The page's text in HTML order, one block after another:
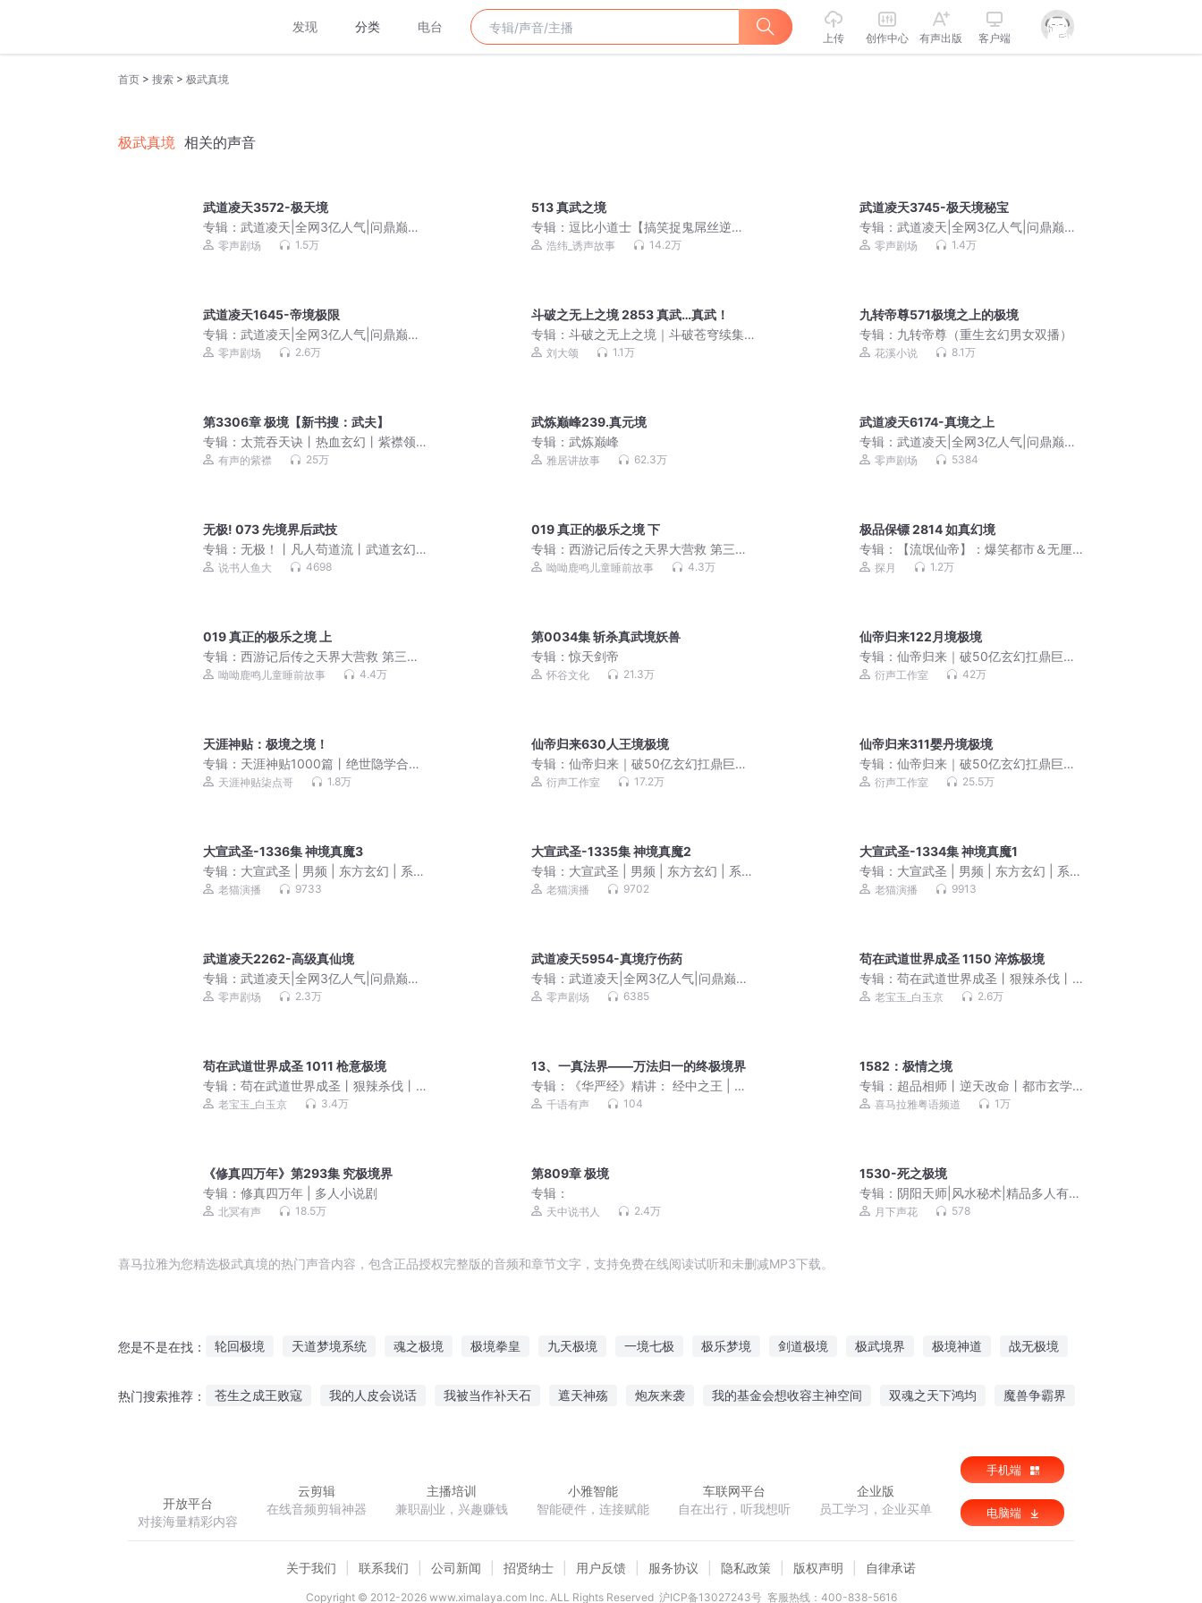
发现 分类 电台
上传 创作中心 有声出版 客户端
首页 > 搜索 > 极武真境
极武真境 相关的声音
武道凌天3572-极天境
专辑： 武道凌天|全网3亿人气|问鼎巅峰
原班人马|极道剑尊杀伐果断
零声剧场 1.5万
513 真武之境
专辑：逗比小道士【搞笑捉鬼屌丝逆
袭】浩纬_诱声故事 14.2万
武道凌天3745-极天境秘宝
专辑：武道凌天|全网3亿人气|问鼎巅峰
原班人马|极道剑尊杀伐果断
零声剧场 1.4万
武道凌天1645-帝境极限
专辑： 武道凌天|全网3亿人气|问鼎巅峰
原班人马|极道剑尊杀伐果断
零声剧场 2.6万
斗破之无上之境 2853 真武…真武！
专辑：斗破之无上之境｜斗破苍穹续集
｜逆袭升级流 | VIP免费有声剧 | 单播
刘大颂 1.1万
九转帝尊571极境之上的极境
专辑： 九转帝尊（重生玄幻男女双播）
花溪小说 8.1万
第3306章 极境【新书搜：武夫】
专辑： 太荒吞天诀丨热血玄幻丨紫襟领
衔有声剧
有声的紫襟 25万
武炼巅峰239.真元境
专辑：武炼巅峰
雅居讲故事 62.3万
武道凌天6174-真境之上
专辑：武道凌天|全网3亿人气|问鼎巅峰
原班人马|极道剑尊杀伐果断
零声剧场 5384
无极! 073 先境界后武技
专辑： 无极！丨凡人苟道流丨武道玄幻
丨多人有声剧
说书人鱼大 4698
019 真正的极乐之境 下
专辑：西游记后传之天界大营救 第三季
| 儿童睡前故事
呦呦鹿鸣儿童睡前故事 4.3万
极品保镖 2814 如真幻境
专辑：
【流氓仙帝】：爆笑都市＆无厘
头爽文丨极品透视保镖
探月 1.2万
019 真正的极乐之境 上
专辑： 西游记后传之天界大营救 第三季
| 儿童睡前故事
呦呦鹿鸣儿童睡前故事 4.4万
第0034集 斩杀真武境妖兽
专辑：惊天剑帝
怀谷文化 21.3万
仙帝归来122月境极境
专辑：仙帝归来｜破50亿玄幻扛鼎巨作
｜爆款爽文｜新品限免
衍声工作室 42万
天涯神贴：极境之境！
专辑： 天涯神贴1000篇丨绝世隐学合集
丨每日更新
天涯神贴柒点哥 1.8万
仙帝归来630人王境极境
专辑：仙帝归来｜破50亿玄幻扛鼎巨作
｜爆款爽文｜强者回归
衍声工作室 17.2万
仙帝归来311婴丹境极境
专辑：仙帝归来｜破50亿玄幻扛鼎巨作
｜爆款爽文｜新品限免
衍声工作室 25.5万
大宣武圣-1336集 神境真魔3
专辑： 大宣武圣 | 男频 | 东方玄幻 | 系统
| 多人有声剧
老猫演播 9733
大宣武圣-1335集 神境真魔2
专辑： 大宣武圣 | 男频 | 东方玄幻 | 系统
| 多人有声剧
老猫演播 9702
大宣武圣-1334集 神境真魔1
专辑： 大宣武圣 | 男频 | 东方玄幻 | 系统
| 多人有声剧
老猫演播 9913
武道凌天2262-高级真仙境
专辑： 武道凌天|全网3亿人气|问鼎巅峰
原班人马|极道剑尊杀伐果断
零声剧场 2.3万
武道凌天5954-真境疗伤药
专辑：武道凌天|全网3亿人气|问鼎巅峰
原班人马|极道剑尊杀伐果断
零声剧场 6385
苟在武道世界成圣 1150 淬炼极境
专辑：苟在武道世界成圣丨狠辣杀伐丨
黑暗乱世丨老宝玉丨多人有声剧
老宝玉_白玉京 2.6万
苟在武道世界成圣 1011 枪意极境
专辑： 苟在武道世界成圣丨狠辣杀伐丨
黑暗乱世丨老宝玉丨多人有声剧
老宝玉_白玉京 3.4万
13、一真法界——万法归一的终极境界
专辑：
《华严经》精讲： 经中之王 | 心
量大了烦恼就小了
千语有声 104
1582：极情之境
专辑： 超品相师丨逆天改命丨都市玄学
（粤语）
喜马拉雅粤语频道 1万
《修真四万年》第293集 究极境界
专辑： 修真四万年 | 多人小说剧
北冥有声 18.5万
第809章 极境
专辑：
天中说书人 2.4万
1530-死之极境
专辑： 阴阳天师|风水秘术|精品多人有声
剧|都市爽文|灵异鬼怪|道士法术【超低
月下声花 578
喜马拉雅为您精选极武真境的热门声音内容，包含正品授权完整版的音频和章节文字，支持免费在线阅读试听和未删减MP3下载。
您是不是在找： 轮回极境 天道梦境系统 魂之极境 极境拳皇 九天极境 一境七极 极乐梦境 剑道极境 极武境界 极境神道 战无极境
热门搜索推荐： 苍生之成王败寇 我的人皮会说话 我被当作补天石 遮天神殇 炮灰来袭 我的基金会想收容主神空间 双魂之天下鸿均 魔兽争霸界
开放平台
对接海量精彩内容
云剪辑
在线音频剪辑神器
主播培训
兼职副业，兴趣赚钱
小雅智能
智能硬件，连接赋能
车联网平台
自在出行，听我想听
企业版
员工学习，企业买单
手机端
电脑端
关于我们 联系我们 公司新闻 招贤纳士 用户反馈 服务协议 隐私政策 版权声明 自律承诺
Copyright © 2012-2026www.ximalaya.com lnc. ALL Rights Reserved 沪ICP备13027243号 客服热线：400-838-5616